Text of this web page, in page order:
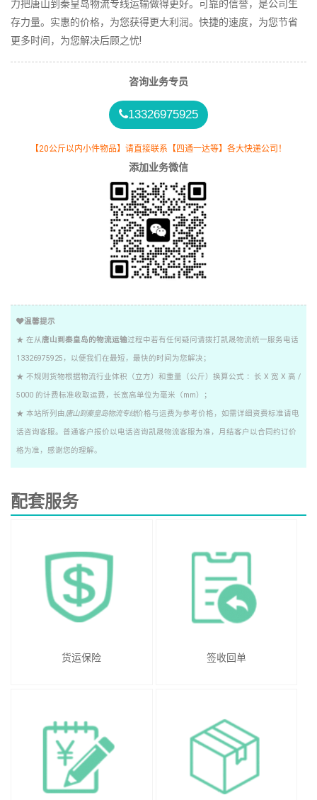
力把唐山到秦皇岛物流专线运输做得更好。可靠的信誉，是公司生
存力量。实惠的价格，为您获得更大利润。快捷的速度，为您节省
更多时间，为您解决后顾之忧!
咨询业务专员
13326975925
【20公斤以内小件物品】请直接联系【四通一达等】各大快递公司！
添加业务微信
温馨提示
★ 在从唐山到秦皇岛的物流运输过程中若有任何疑问请拨打凯晟物流统一服务电话
13326975925，以便我们在最短，最快的时间为您解决；
★ 不规则货物根据物流行业体积（立方）和重量（公斤）换算公式 ：长 X 宽 X 高 /
5000 的计费标准收取运费，长宽高单位为毫米（mm）；
★ 本站所列由唐山到秦皇岛物流专线价格与运费为参考价格，如需详细资费标准请电
话咨询客服。普通客户报价以电话咨询凯晟物流客服为准，月结客户以合同约订价
格为准，感谢您的理解。
配套服务
货运保险 签收回单